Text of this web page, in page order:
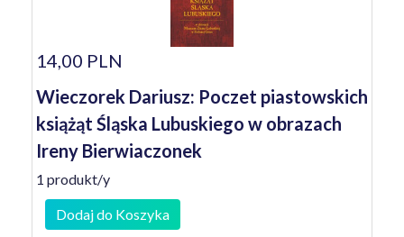
14,00 PLN
Wieczorek Dariusz: Poczet piastowskich
książąt Śląska Lubuskiego w obrazach
Ireny Bierwiaczonek
1 produkt/y
Dodaj do Koszyka